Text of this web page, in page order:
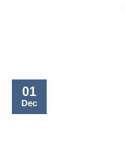
01
Dec